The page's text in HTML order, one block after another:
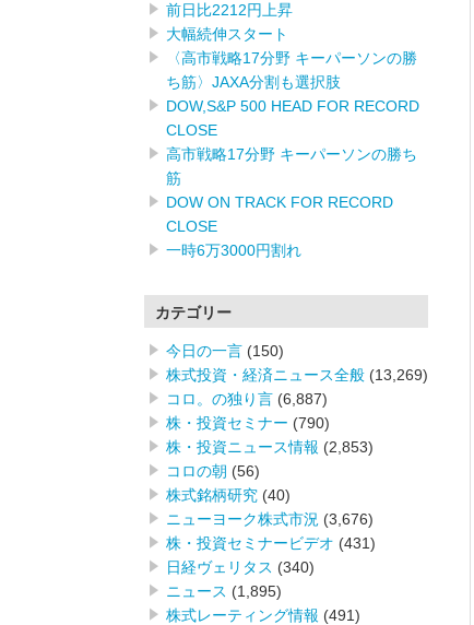
前日比2212円上昇
大幅続伸スタート
〈高市戦略17分野 キーパーソンの勝
ち筋〉JAXA分割も選択肢
DOW,S&P 500 HEAD FOR RECORD
CLOSE
高市戦略17分野 キーパーソンの勝ち
筋
DOW ON TRACK FOR RECORD
CLOSE
一時6万3000円割れ
カテゴリー
今日の一言 (150)
株式投資・経済ニュース全般 (13,269)
コロ。の独り言 (6,887)
株・投資セミナー (790)
株・投資ニュース情報 (2,853)
コロの朝 (56)
株式銘柄研究 (40)
ニューヨーク株式市況 (3,676)
株・投資セミナービデオ (431)
日経ヴェリタス (340)
ニュース (1,895)
株式レーティング情報 (491)